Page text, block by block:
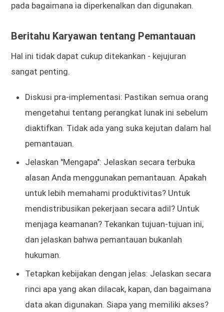
pada bagaimana ia diperkenalkan dan digunakan.
Beritahu Karyawan tentang Pemantauan
Hal ini tidak dapat cukup ditekankan - kejujuran
sangat penting.
Diskusi pra-implementasi: Pastikan semua orang
mengetahui tentang perangkat lunak ini sebelum
diaktifkan. Tidak ada yang suka kejutan dalam hal
pemantauan.
Jelaskan "Mengapa": Jelaskan secara terbuka
alasan Anda menggunakan pemantauan. Apakah
untuk lebih memahami produktivitas? Untuk
mendistribusikan pekerjaan secara adil? Untuk
menjaga keamanan? Tekankan tujuan-tujuan ini,
dan jelaskan bahwa pemantauan bukanlah
hukuman.
Tetapkan kebijakan dengan jelas: Jelaskan secara
rinci apa yang akan dilacak, kapan, dan bagaimana
data akan digunakan. Siapa yang memiliki akses?